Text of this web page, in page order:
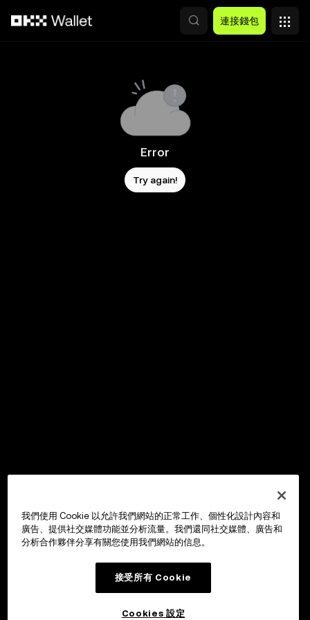
連接錢包
Error
Try again!
我們使用 Cookie 以允許我們網站的正常工作、個性化設計內容和
廣告、提供社交媒體功能並分析流量。我們還同社交媒體、廣告和
分析合作夥伴分享有關您使用我們網站的信息。
接受所有 Cookie
Cookies 設定